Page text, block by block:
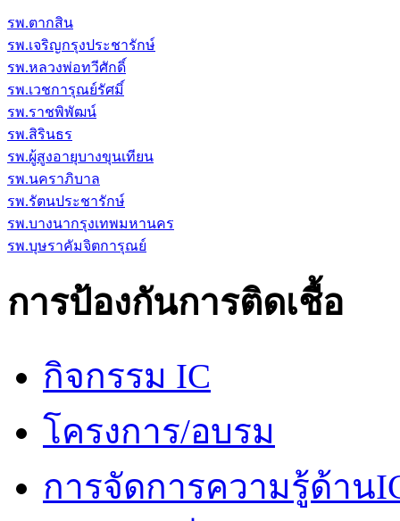
รพ.ตากสิน
รพ.เจริญกรุงประชารักษ์
รพ.หลวงพ่อทวีศักดิ์
รพ.เวชการุณย์รัศมิ์
รพ.ราชพิพัฒน์
รพ.สิรินธร
รพ.ผู้สูงอายุบางขุนเทียน
รพ.นคราภิบาล
รพ.รัตนประชารักษ์
รพ.บางนากรุงเทพมหานคร
รพ.บุษราคัมจิตการุณย์
การป้องกันการติดเชื้อ
กิจกรรม IC
โครงการ/อบรม
การจัดการความรู้ด้าน